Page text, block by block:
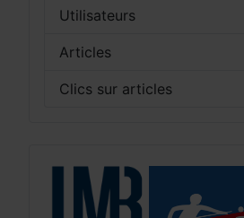
Utilisateurs
Articles
Clics sur articles